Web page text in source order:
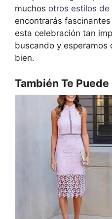
muchos otros estilos de
encontrarás
esta celebración tan
buscando y esperamos
bien.
También Te